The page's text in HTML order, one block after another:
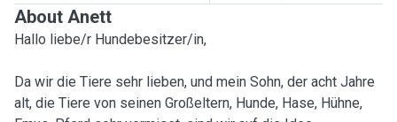
About Anett
Hallo liebe/r Hundebesitzer/in,
Da wir die Tiere sehr lieben, und mein Sohn, der acht Jahre
alt, die Tiere von seinen Großeltern, Hunde, Hase, Hühne,